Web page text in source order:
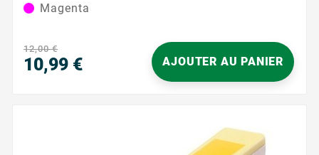
Avec une capacité de 825 pages, cette cartouche
les utilisateurs les plus exigeants. Sa formule d'encre
avancée garantit des couleurs riches et...
Magenta
12,00 €
10,99 € AJOUTER AU PANIER